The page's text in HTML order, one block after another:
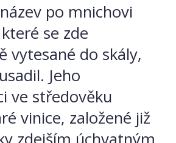
po mnichovi
se zde
vytesané do skály,
Jeho
ve středověku
vinice, založené již